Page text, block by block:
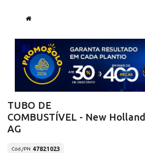
TUBO DE
COMBUSTÍVEL - New Holland
AG
Cód./PN 47821023